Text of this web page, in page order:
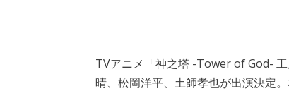
TVアニメ「神之塔 -Tower of God-
晴、松岡洋平、土師孝也が出演決定